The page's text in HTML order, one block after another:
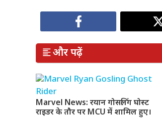
और पढ़ें
Marvel News: रयान गोसलिंग घोस्ट
राइडर के तौर पर MCU में शामिल हुए।